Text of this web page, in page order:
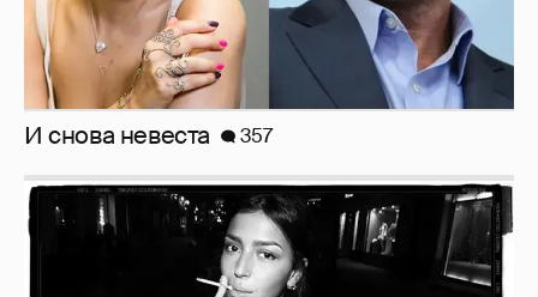
И снова невеста 357